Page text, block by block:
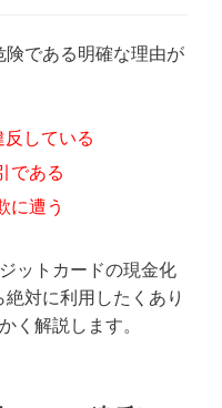
険である明確な理由が
している
である
に遭う
ットカードの現金化
対に利用したくあり
く解説します。